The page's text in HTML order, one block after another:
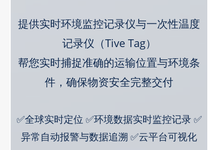
提供实时环境监控记录仪与一次性温度
记录仪（Tive Tag）
帮您实时捕捉准确的运输位置与环境条
件，确保物资安全完整交付
✅全球实时定位 ✅环境数据实时监控记录 ✅
异常自动报警与数据追溯 ✅云平台可视化